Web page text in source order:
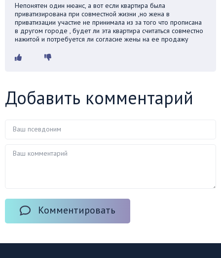
Непонятен один нюанс, а вот если квартира была
приватизирована при совместной жизни ,но жена в
приватизации участие не принимала из за того что прописана
в другом городе , будет ли эта квартира считаться совместно
нажитой и потребуется ли согласие жены на ее продажу
Добавить комментарий
Комментировать